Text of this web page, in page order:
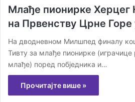
Млађе пионирке Херцег
на Првенству Црне Горе
На дводневном Милшпед финалу
Тивту за млађе пионирке
млађе) поред побједника и…
Прочитајте више »